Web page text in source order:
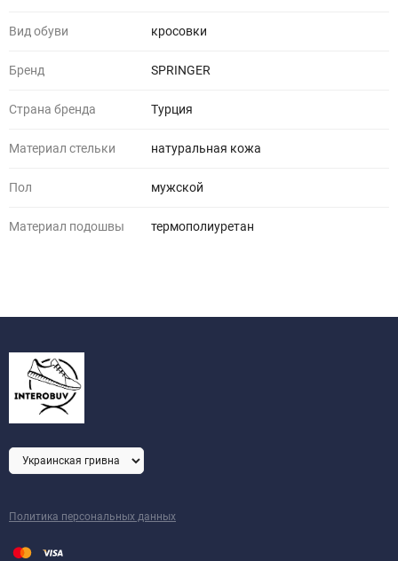
Вид обуви кросовки
Бренд SPRINGER
Страна бренда Турция
Материал стельки натуральная кожа
Пол мужской
Материал подошвы термополиуретан
Политика персональных данных